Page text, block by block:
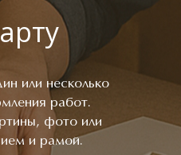
или несколько
работ.
фото или
и рамой.